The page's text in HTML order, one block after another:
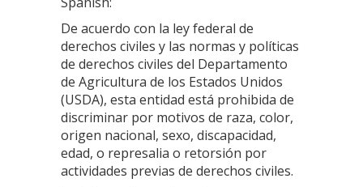
De acuerdo con la ley federal de
derechos civiles y las normas y políticas
de derechos civiles del Departamento
de Agricultura de los Estados Unidos
(USDA), esta entidad está prohibida de
discriminar por motivos de raza, color,
origen nacional, sexo, discapacidad,
edad, o represalia o retorsión por
actividades previas de derechos civiles.